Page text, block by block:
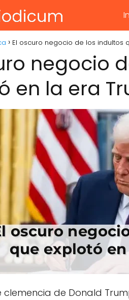
El oscuro negocio de los indultos
negocio
en la era
clemencia de Donald